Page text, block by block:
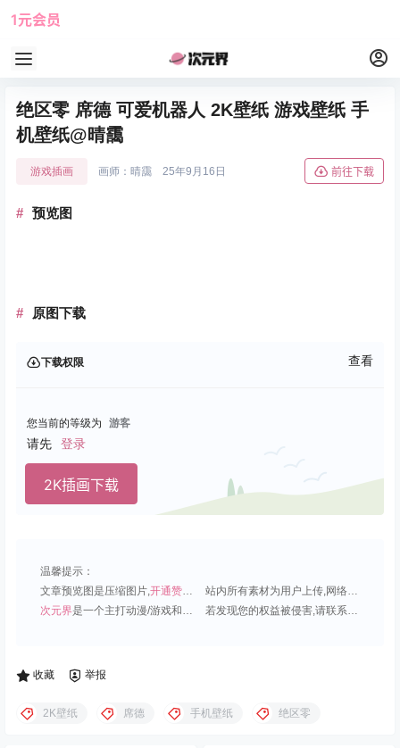
1元会员
绝区零 席德 可爱机器人 2K壁纸 游戏壁纸 手
机壁纸@晴靄
游戏插画 画师：晴靄 25年9月16日 前往下载
预览图
原图下载
下载权限 查看
您当前的等级为 游客
请先 登录
2K插画下载
温馨提示：
文章预览图是压缩图片,开通赞助会员 可免费下载超清原图;
站内所有素材为用户上传,网络分享或原创,请勿用于商业用途;
次元界是一个主打动漫/游戏和虚拟偶像角色的插画壁纸平台; 若发现您的权益被侵害,请联系QQ1815919191,我们尽快处理.
收藏 举报
2K壁纸 席德 手机壁纸 绝区零